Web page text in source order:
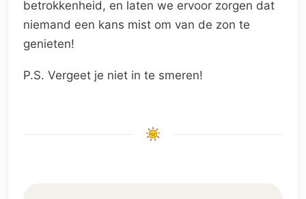
betrokkenheid, en laten we ervoor zorgen dat
niemand een kans mist om van de zon te
genieten!
P.S. Vergeet je niet in te smeren!